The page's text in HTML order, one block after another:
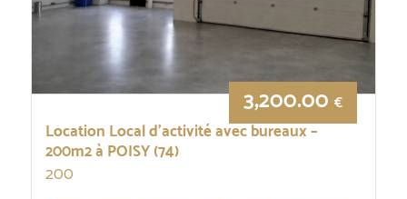
Location Local d’activité avec bureaux –
200m2 à POISY (74)
3,200.00€
200